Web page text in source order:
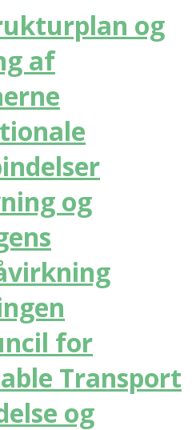
og
af
og
for
Transport
og